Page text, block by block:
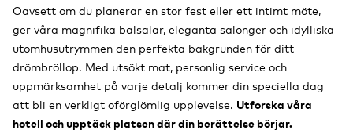
Oavsett om du planerar en stor fest eller ett intimt möte,
ger våra magnifika balsalar, eleganta salonger och idylliska
utomhusutrymmen den perfekta bakgrunden för ditt
drömbröllop. Med utsökt mat, personlig service och
uppmärksamhet på varje detalj kommer din speciella dag
att bli en verkligt oförglömlig upplevelse. Utforska våra
hotell och upptäck platsen där din berättelse börjar.